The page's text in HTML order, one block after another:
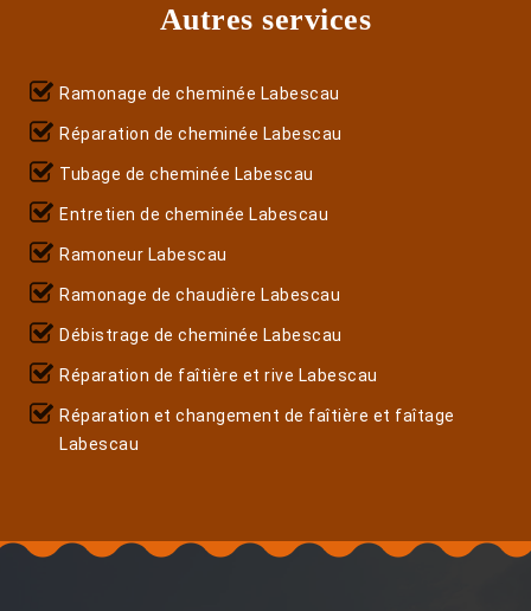
Autres services
Ramonage de cheminée Labescau
Réparation de cheminée Labescau
Tubage de cheminée Labescau
Entretien de cheminée Labescau
Ramoneur Labescau
Ramonage de chaudière Labescau
Débistrage de cheminée Labescau
Réparation de faîtière et rive Labescau
Réparation et changement de faîtière et faîtage
Labescau